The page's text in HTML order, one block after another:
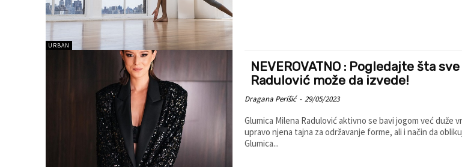
URBAN
NEVEROVATNO : Pogledajte šta
Radulović može da izvede!
Dragana Perišić - 29/05/2023
Glumica Milena Radulović aktivno se bavi jogom već duže
upravo njena tajna za održavanje forme, ali i način da
Glumica...